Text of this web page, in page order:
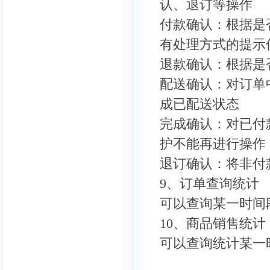
认、退订等操作
付款确认：根据
有处理方式的提示
退款确认：根据
配送确认：对订
成已配送状态
完成确认：对已
护不能再进行操作
退订确认：将非
9、订单查询统计
可以查询某一时
10、商品销售统计
可以查询统计某